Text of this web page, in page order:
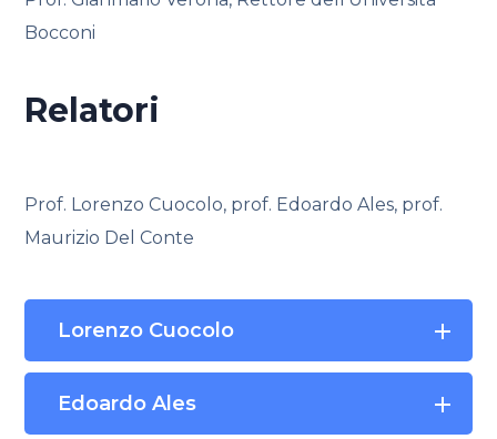
Bocconi
Relatori
Prof. Lorenzo Cuocolo, prof. Edoardo Ales, prof.
Maurizio Del Conte
Lorenzo Cuocolo
Edoardo Ales